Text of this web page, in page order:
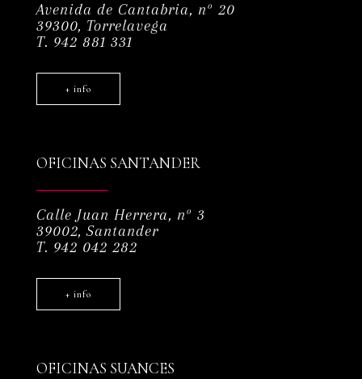
Avenida de Cantabria, nº 20
39300, Torrelavega
T. 942 881 331
+ info
OFICINAS SANTANDER
Calle Juan Herrera, nº 3
39002, Santander
T. 942 042 282
+ info
OFICINAS SUANCES